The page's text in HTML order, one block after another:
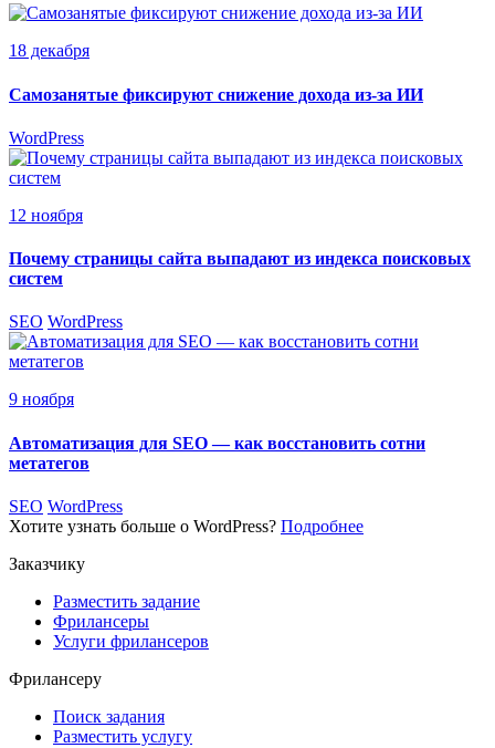
18 декабря
Самозанятые фиксируют снижение дохода из-за ИИ
WordPress
12 ноября
Почему страницы сайта выпадают из индекса поисковых
систем
SEO WordPress
9 ноября
Автоматизация для SEO — как восстановить сотни
метатегов
SEO WordPress
Хотите узнать больше о WordPress? Подробнее
Заказчику
Разместить задание
Фрилансеры
Услуги фрилансеров
Фрилансеру
Поиск задания
Разместить услугу